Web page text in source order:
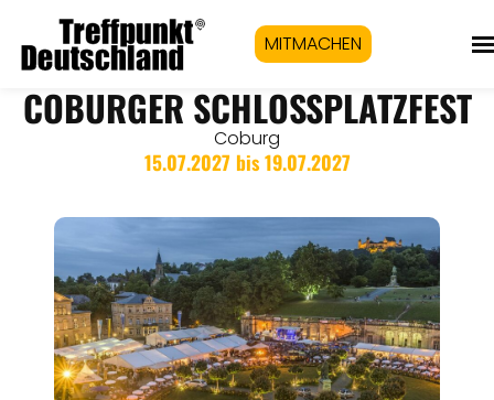
MITMACHEN
COBURGER SCHLOSSPLATZFEST
Coburg
15.07.2027 bis 19.07.2027